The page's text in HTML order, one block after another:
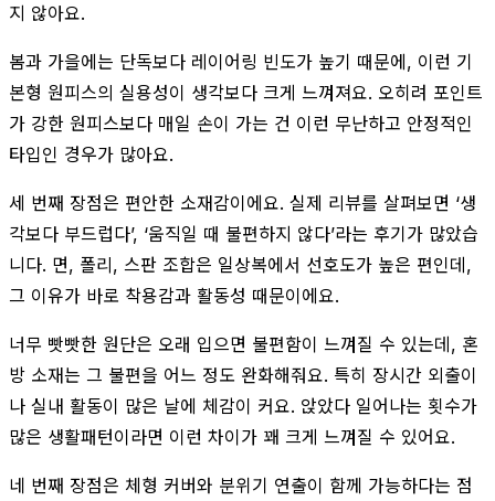
지 않아요.
봄과 가을에는 단독보다 레이어링 빈도가 높기 때문에, 이런 기
본형 원피스의 실용성이 생각보다 크게 느껴져요. 오히려 포인트
가 강한 원피스보다 매일 손이 가는 건 이런 무난하고 안정적인
타입인 경우가 많아요.
세 번째 장점은 편안한 소재감이에요. 실제 리뷰를 살펴보면 ‘생
각보다 부드럽다’, ‘움직일 때 불편하지 않다’라는 후기가 많았습
니다. 면, 폴리, 스판 조합은 일상복에서 선호도가 높은 편인데,
그 이유가 바로 착용감과 활동성 때문이에요.
너무 빳빳한 원단은 오래 입으면 불편함이 느껴질 수 있는데, 혼
방 소재는 그 불편을 어느 정도 완화해줘요. 특히 장시간 외출이
나 실내 활동이 많은 날에 체감이 커요. 앉았다 일어나는 횟수가
많은 생활패턴이라면 이런 차이가 꽤 크게 느껴질 수 있어요.
네 번째 장점은 체형 커버와 분위기 연출이 함께 가능하다는 점